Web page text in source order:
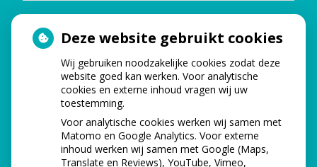
TELEFONISCHE BEREIKBAARHEID
Maandag: 08.00 - 17.00
Dinsdag: 08.00 - 12.00
Woensdag 08.00 - 17.00
Deze website gebruikt cookies
Wij gebruiken noodzakelijke cookies zodat deze
website goed kan werken. Voor analytische
cookies en externe inhoud vragen wij uw
toestemming.
Voor analytische cookies werken wij samen met
Matomo en Google Analytics. Voor externe
inhoud werken wij samen met Google (Maps,
Translate en Reviews), YouTube, Vimeo,